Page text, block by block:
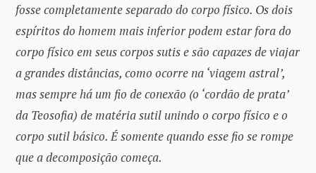
fosse completamente separado do corpo físico. Os dois
espíritos do homem mais inferior podem estar fora do
corpo físico em seus corpos sutis e são capazes de viajar
a grandes distâncias, como ocorre na ‘viagem astral’,
mas sempre há um fio de conexão (o ‘cordão de prata’
da Teosofia) de matéria sutil unindo o corpo físico e o
corpo sutil básico. É somente quando esse fio se rompe
que a decomposição começa.